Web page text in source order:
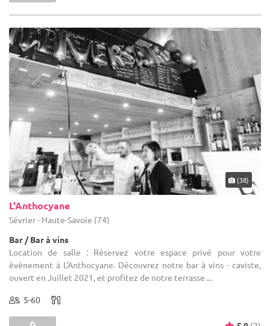
(38)
L'Anthocyane
Sévrier - Haute-Savoie (74)
Bar / Bar à vins
Location de salle : Réservez votre espace privé pour votre
évènement à L'Anthocyane. Découvrez notre bar à vins - caviste,
ouvert en Juillet 2021, et profitez de notre terrasse ...
5-60